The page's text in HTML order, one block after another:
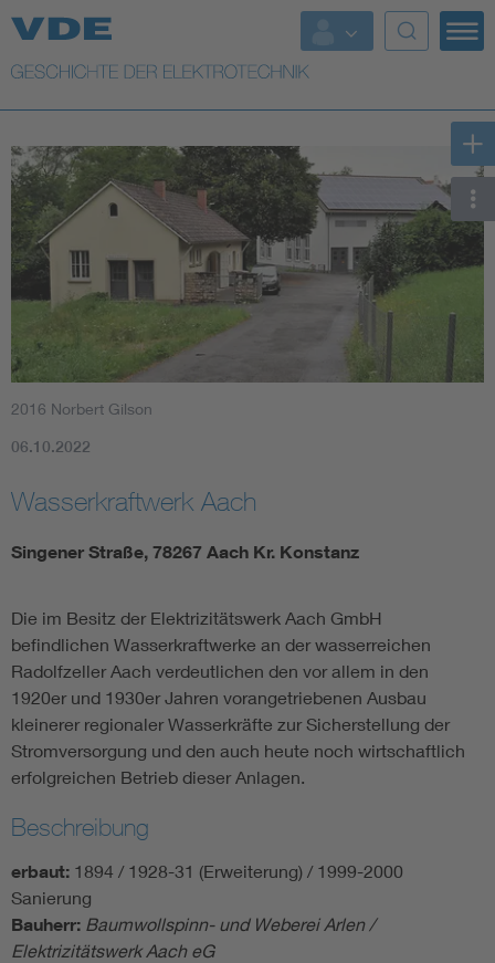
Top Themen
Weitere Themen
2016 Norbert Gilson
06.10.2022
Wasserkraftwerk Aach
Singener Straße, 78267 Aach Kr. Konstanz
Die im Besitz der Elektrizitätswerk Aach GmbH
befindlichen Wasserkraftwerke an der wasserreichen
Radolfzeller Aach verdeutlichen den vor allem in den
1920er und 1930er Jahren vorangetriebenen Ausbau
kleinerer regionaler Wasserkräfte zur Sicherstellung der
Stromversorgung und den auch heute noch wirtschaftlich
erfolgreichen Betrieb dieser Anlagen.
Beschreibung
erbaut: 1894 / 1928-31 (Erweiterung) / 1999-2000
Sanierung
Bauherr: Baumwollspinn- und Weberei Arlen /
Elektrizitätswerk Aach eG